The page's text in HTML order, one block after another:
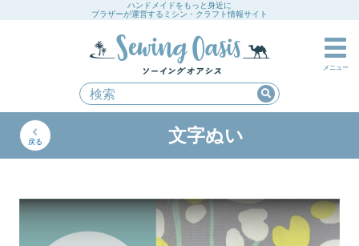
ハンドメイドをもっと身近に
ブラザーが運営するミシン・クラフト情報サイト
メニュー
戻る 文字ぬい